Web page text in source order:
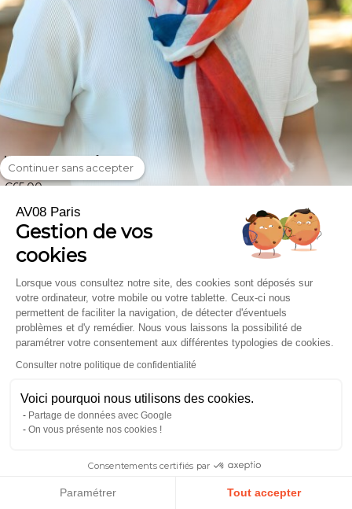
NAVACELLES scarf
€65.00
Continuer sans accepter
AV08 Paris
Gestion de vos
cookies
Lorsque vous consultez notre site, des cookies sont déposés sur
votre ordinateur, votre mobile ou votre tablette. Ceux-ci nous
permettent de faciliter la navigation, de détecter d'éventuels
problèmes et d'y remédier. Nous vous laissons la possibilité de
paramétrer votre consentement aux différentes typologies de cookies.
Consulter notre politique de confidentialité
Voici pourquoi nous utilisons des cookies.
Partage de données avec Google
On vous présente nos cookies !
Consentements certifiés par
Paramétrer Tout accepter